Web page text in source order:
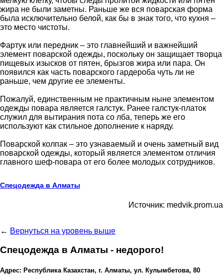
жира не были заметны. Раньше же вся поварская форма
была исключительно белой, как бы в знак того, что кухня –
это место чистоты.
Фартук или передник – это главнейший и важнейший
элемент поварской одежды, поскольку он защищает творца
пищевых изысков от пятен, брызгов жира или пара. Он
появился как часть поварского гардероба чуть ли не
раньше, чем другие ее элементы.
Пожалуй, единственным не практичным ныне элементом
одежды повара является галстук. Ранее галстук-платок
служил для вытирания пота со лба, теперь же его
используют как стильное дополнение к наряду.
Поварской колпак – это узнаваемый и очень заметный вид
поварской одежды, который является элементом отличия
главного шеф-повара от его более молодых сотрудников.
Спецодежда в Алматы
Источник: medvik.prom.ua
← Вернуться на уровень выше
Спецодежда в Алматы - недорого!
Адрес: Республика Казахстан, г. Алматы, ул. Кулымбетова, 80